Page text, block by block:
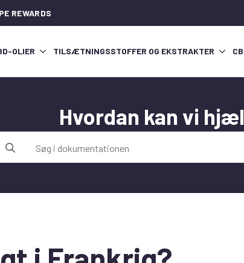
REWARDS
OLIER TILSÆTNINGSSTOFFER OG EKSTRAKTER
Hvordan kan vi
efter: